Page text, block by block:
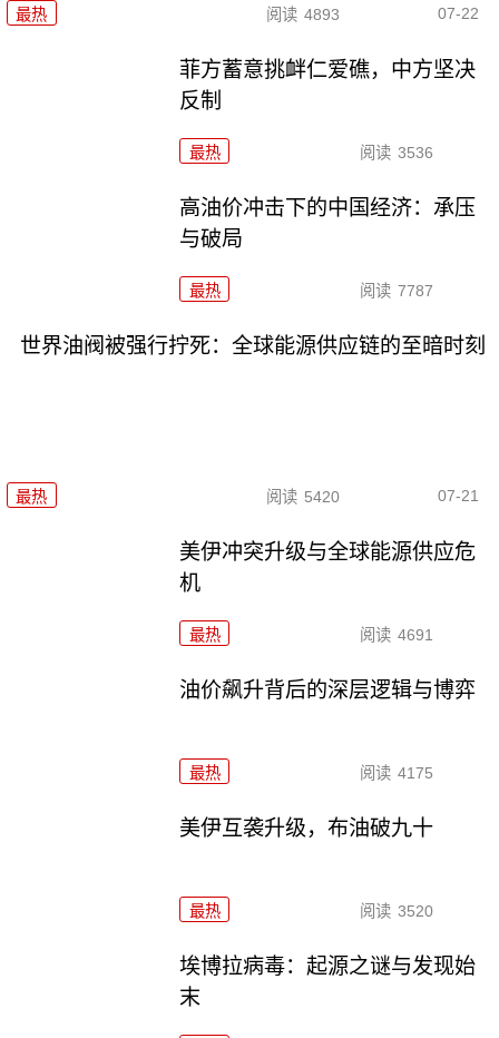
最热 阅读 4893 07-22
菲方蓄意挑衅仁爱礁，中方坚决
反制
最热 阅读 3536
高油价冲击下的中国经济：承压
与破局
最热 阅读 7787
世界油阀被强行拧死：全球能源供应链的至暗时刻
最热 阅读 5420 07-21
美伊冲突升级与全球能源供应危
机
最热 阅读 4691
油价飙升背后的深层逻辑与博弈
最热 阅读 4175
美伊互袭升级，布油破九十
最热 阅读 3520
埃博拉病毒：起源之谜与发现始
末